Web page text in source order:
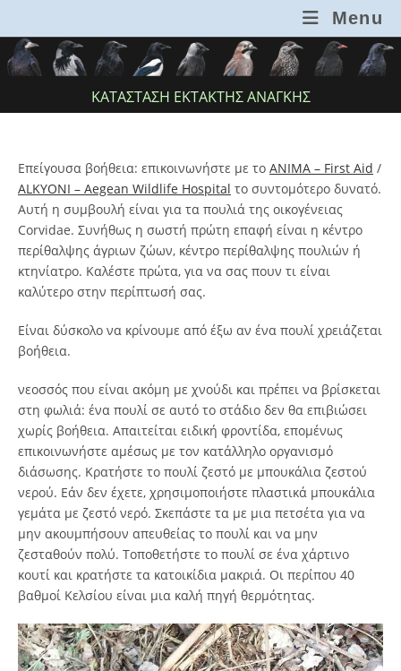
content
Menu
ΚΑΤΆΣΤΑΣΗ ΈΚΤΑΚΤΗΣ ΑΝΆΓΚΗΣ
Επείγουσα βοήθεια: επικοινωνήστε με το ANIMA – First Aid /
ALKYONI – Aegean Wildlife Hospital το συντομότερο δυνατό.
Αυτή η συμβουλή είναι για τα πουλιά της οικογένειας
Corvidae. Συνήθως η σωστή πρώτη επαφή είναι η κέντρο
περίθαλψης άγριων ζώων, κέντρο περίθαλψης πουλιών ή
κτηνίατρο. Καλέστε πρώτα, για να σας πουν τι είναι
καλύτερο στην περίπτωσή σας.
Είναι δύσκολο να κρίνουμε από έξω αν ένα πουλί χρειάζεται
βοήθεια.
νεοσσός που είναι ακόμη με χνούδι και πρέπει να βρίσκεται
στη φωλιά: ένα πουλί σε αυτό το στάδιο δεν θα επιβιώσει
χωρίς βοήθεια. Απαιτείται ειδική φροντίδα, επομένως
επικοινωνήστε αμέσως με τον κατάλληλο οργανισμό
διάσωσης. Κρατήστε το πουλί ζεστό με μπουκάλια ζεστού
νερού. Εάν δεν έχετε, χρησιμοποιήστε πλαστικά μπουκάλια
γεμάτα με ζεστό νερό. Σκεπάστε τα με μια πετσέτα για να
μην ακουμπήσουν απευθείας το πουλί και να μην
ζεσταθούν πολύ. Τοποθετήστε το πουλί σε ένα χάρτινο
κουτί και κρατήστε τα κατοικίδια μακριά. Οι περίπου 40
βαθμοί Κελσίου είναι μια καλή πηγή θερμότητας.